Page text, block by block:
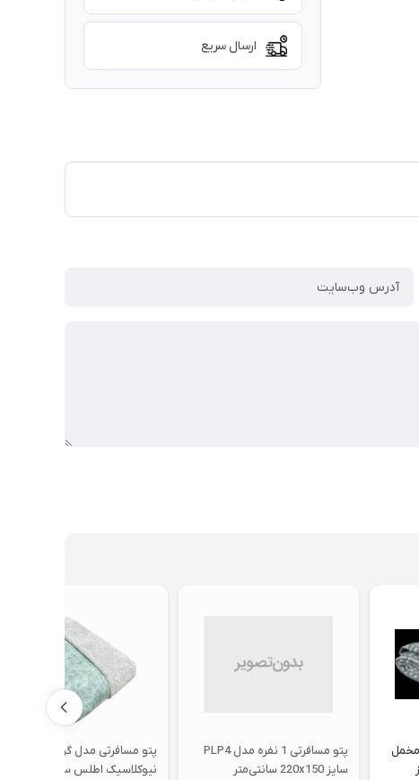
ارسال سریع
مخمل
پتو مسافرتی 1 نفره مدل PLP4
سایز 220x150 سانتی‌متر
پتو مسافرتی مدل گوسفندی
نیوکلاسیک اطلس سایز یکنفره